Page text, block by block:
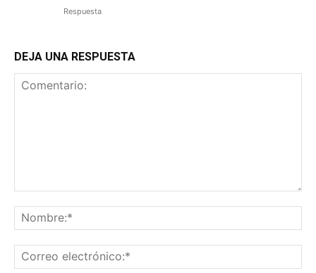
Respuesta
DEJA UNA RESPUESTA